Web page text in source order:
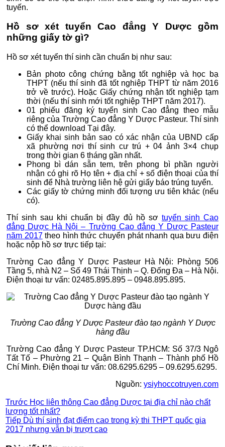
tuyến.
Hồ sơ xét tuyển Cao đẳng Y Dược gồm
những giấy tờ gì?
Hồ sơ xét tuyển thí sinh cần chuẩn bị như sau:
Bản photo công chứng bằng tốt nghiệp và học bạ
THPT (nếu thí sinh đã tốt nghiệp THPT từ năm 2016
trở về trước). Hoặc Giấy chứng nhận tốt nghiệp tạm
thời (nếu thí sinh mới tốt nghiệp THPT năm 2017).
01 phiếu đăng ký tuyển sinh Cao đẳng theo mẫu
riêng của Trường Cao đẳng Y Dược Pasteur. Thí sinh
có thể download Tại đây.
Giấy khai sinh bản sao có xác nhận của UBND cấp
xã phường nơi thí sinh cư trú + 04 ảnh 3×4 chụp
trong thời gian 6 tháng gần nhất.
Phong bì dán sẵn tem, trên phong bì phần người
nhận có ghi rõ Họ tên + địa chỉ + số điện thoại của thí
sinh để Nhà trường liên hệ gửi giấy báo trúng tuyển.
Các giấy tờ chứng minh đối tượng ưu tiên khác (nếu
có).
Thí sinh sau khi chuẩn bị đầy đủ hồ sơ tuyển sinh Cao
đẳng Dược Hà Nội – Trường Cao đẳng Y Dược Pasteur
năm 2017theo hình thức chuyển phát nhanh qua bưu điện
hoặc nộp hồ sơ trực tiếp tại:
Trường Cao đẳng Y Dược Pasteur Hà Nội: Phòng 506
Tầng 5, nhà N2 – Số 49 Thái Thịnh – Q. Đống Đa – Hà Nội.
Điện thoại tư vấn: 02485.895.895 – 0948.895.895.
Trường Cao đẳng Y Dược Pasteur đào tạo ngành Y Dược
hàng đầu
Trường Cao đẳng Y Dược Pasteur TP.HCM: Số 37/3 Ngô
Tất Tố – Phường 21 – Quận Bình Thạnh – Thành phố Hồ
Chí Minh. Điện thoại tư vấn: 08.6295.6295 – 09.6295.6295.
Nguồn: ysiyhoccotruyen.com
Trước Học liên thông Cao đẳng Dược tại địa chỉ nào chất
lượng tốt nhất?
Tiếp Dù thí sinh đạt điểm cao trong kỳ thi THPT quốc gia
2017 nhưng vẫn bị trượt cao